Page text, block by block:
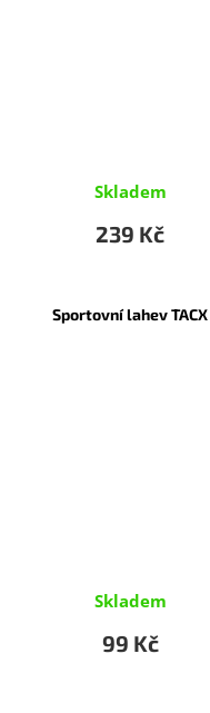
Skladem
239 Kč
Sportovní lahev TACX
Skladem
99 Kč